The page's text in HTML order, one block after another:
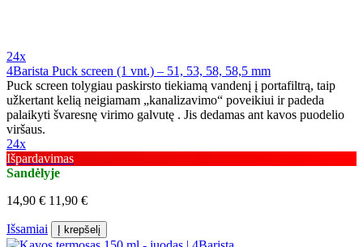
24x
4Barista Puck screen (1 vnt.) – 51, 53, 58, 58,5 mm
Puck screen tolygiau paskirsto tiekiamą vandenį į portafiltrą, taip
užkertant kelią neigiamam „kanalizavimo“ poveikiui ir padeda
palaikyti švaresnę virimo galvutę . Jis dedamas ant kavos puodelio
viršaus.
24x
Išpardavimas
Sandėlyje
14,90 € 11,90 €
Išsamiai Į krepšelį